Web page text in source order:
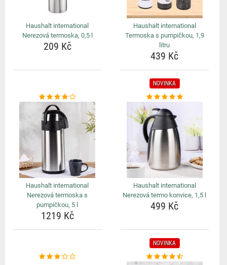
Haushalt international
Nerezová termoska, 0,5 l
209 Kč
Haushalt international
Termoska s pumpičkou, 1,9
litru
439 Kč
Haushalt international
Nerezová termoska s
pumpičkou, 5 l
1219 Kč
NOVINKA
Haushalt international
Nerezová termo konvice, 1,5 l
499 Kč
NOVINKA